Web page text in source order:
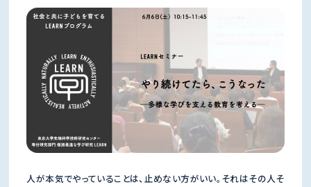
人が本気でやっていることは、止めない方がいい。それはその人そ